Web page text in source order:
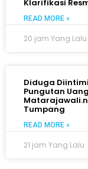
Klarifikasi
READ MORE »
20 jam Yang Lalu
Diduga
Pungutan
Tumpang
READ MORE »
21 jam Yang Lalu